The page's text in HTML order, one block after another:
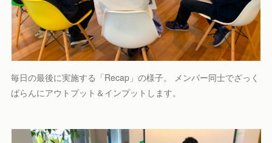
毎日の最後に実施する「Recap」の様子。 メンバー同士でざっく
ばらんにアウトプット＆インプットします。